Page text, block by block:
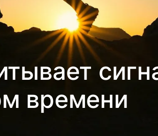
времени